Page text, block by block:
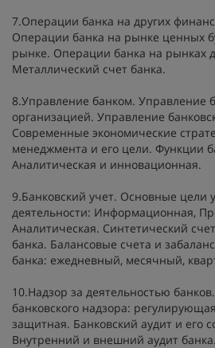
7.Операции банка на других
Операции банка на рынке ценных
рынке. Операции банка на рынках
Металлический счет банка.
8.Управление банком. Управление
организацией. Управление
Современные экономические
менеджмента и его цели. Функции
Аналитическая и инновационная.
9.Банковский учет. Основные цели
деятельности: Информационная,
Аналитическая. Синтетический
банка. Балансовые счета и
банка: ежедневный, месячный,
10.Надзор за деятельностью
банковского надзора:
защитная. Банковский аудит и его
Внутренний и внешний аудит банка.